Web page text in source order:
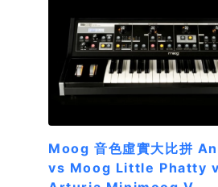
Moog 音色虛實大比拼
vs Moog Little Phatty